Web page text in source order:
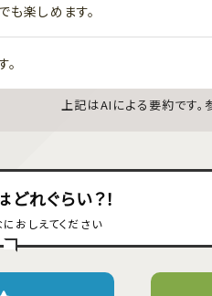
も楽しめます。
上記はAIによる要約です。
れぐらい？！
おしえてください